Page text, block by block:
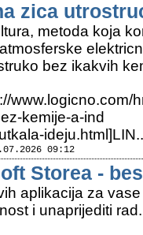
zica
metoda koja
bez ikakvih
www.logicno.com/
kemije-a-ind
09:12
Storea -
aplikacija za
i unaprijediti rad.